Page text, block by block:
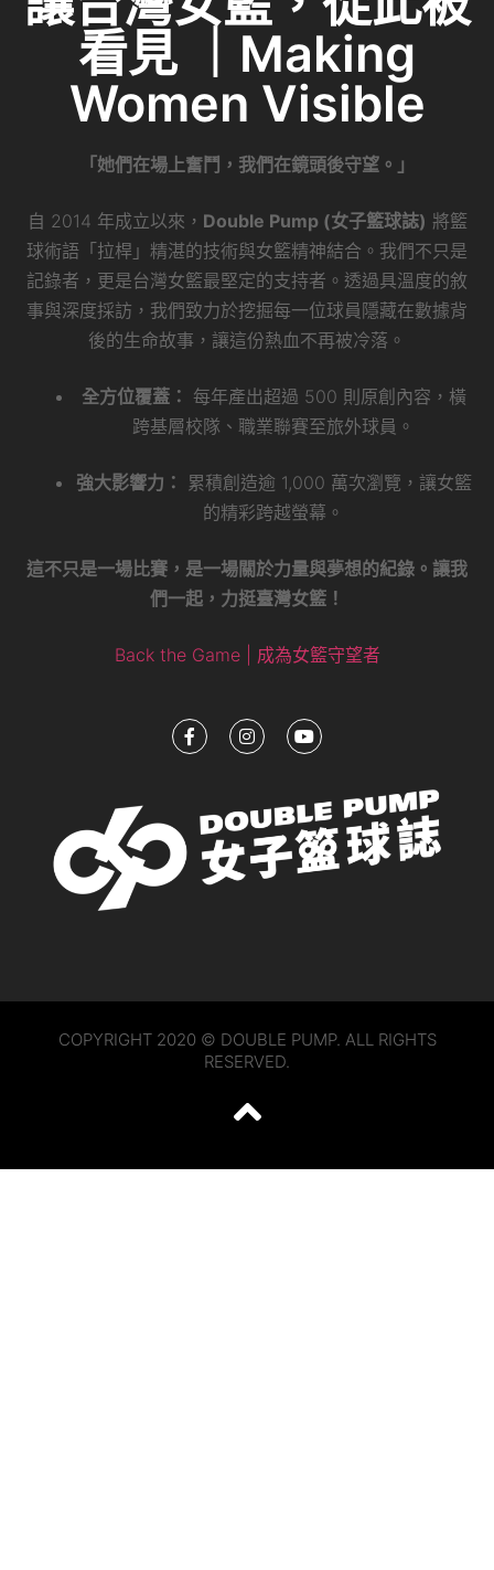
o
o
k
n
看見 ｜Making
Women Visible
「她們在場上奮鬥，我們在鏡頭後守望。」
自 2014 年成立以來， Double Pump (女子籃球誌) 將籃
球術語「拉桿」精湛的技術與女籃精神結合。我們不只是
記錄者，更是台灣女籃最堅定的支持者。透過具溫度的敘
事與深度採訪，我們致力於挖掘每一位球員隱藏在數據背
後的生命故事，讓這份熱血不再被冷落。
全方位覆蓋： 每年產出超過 500 則原創內容，橫
跨基層校隊、職業聯賽至旅外球員。
強大影響力：
累積創造逾 1,000 萬次瀏覽，讓女籃
的精彩跨越螢幕。
這不只是一場比賽，是一場關於力量與夢想的紀錄。讓我
們一起，力挺臺灣女籃！
Back the Game | 成為女籃守望者
COPYRIGHT 2020 © DOUBLE PUMP. ALL RIGHTS
RESERVED.